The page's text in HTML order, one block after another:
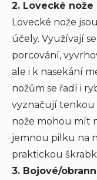
2. Lovecké nože
Lovecké nože
účely. Využívají
porcování,
ale i k nasekání
nožům se řadí i
vyznačují tenkou
nože mohou mít
jemnou pilku na
praktickou
3. Bojové/